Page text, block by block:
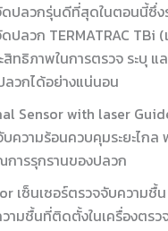
ปลวกรุ่นดีที่สุดในตอนนี้ซึ่ง
ปลวก TERMATRAC
สิทธิภาพในการตรวจ ระบุ
ลวกได้อย่างแน่นอน
Sensor with laser
บความร้อนควบคุมระยะไก
รรุกรานของปลวก
เซ็นเซอร์ตรวจจับความชื้น
ามชื้นที่ติดตั้งในเครื่องตร